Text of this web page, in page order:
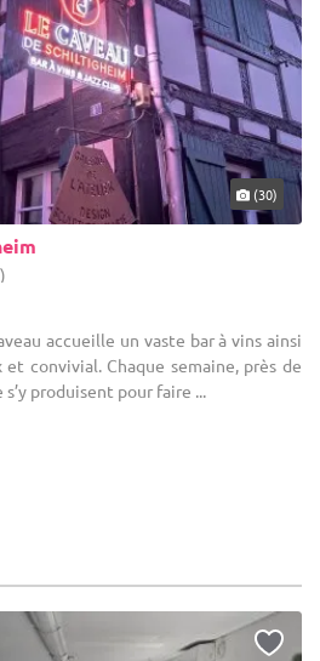
(30)
accueille un vaste bar à vins ainsi
et convivial. Chaque semaine, près de
produisent pour faire ...